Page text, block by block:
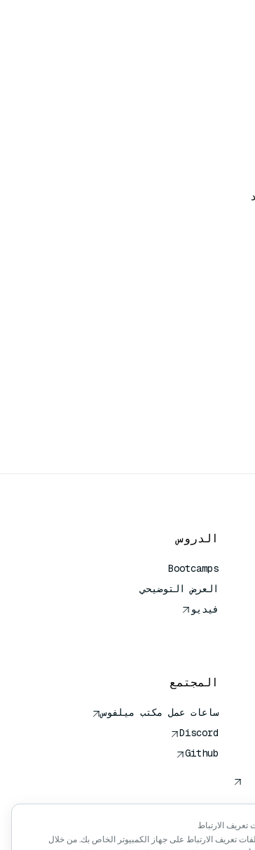
الدروس
Bootcamps
العرض التوضيحي
فيديو
المجتمع
ساعات عمل مكتب ميلفوس
Discord
Github
الارتباط
تعريف الارتباط على جهاز الكمبيوتر الخاص بك. من خلال